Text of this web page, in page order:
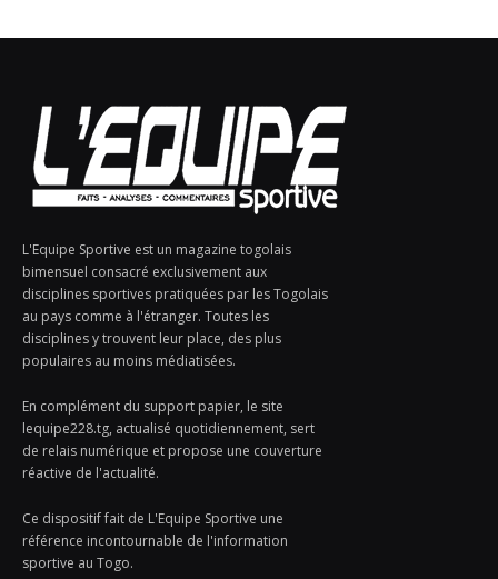
L'Equipe Sportive est un magazine togolais
bimensuel consacré exclusivement aux
disciplines sportives pratiquées par les Togolais
au pays comme à l'étranger. Toutes les
disciplines y trouvent leur place, des plus
populaires au moins médiatisées.
En complément du support papier, le site
lequipe228.tg, actualisé quotidiennement, sert
de relais numérique et propose une couverture
réactive de l'actualité.
Ce dispositif fait de L'Equipe Sportive une
référence incontournable de l'information
sportive au Togo.